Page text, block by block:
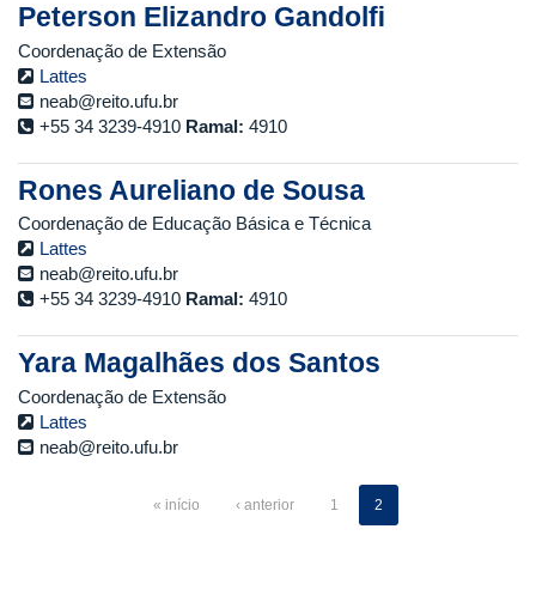
Peterson Elizandro Gandolﬁ
Coordenação de Extensão
Lattes
neab@reito.ufu.br
+55 34 3239-4910 Ramal: 4910
Rones Aureliano de Sousa
Coordenação de Educação Básica e Técnica
Lattes
neab@reito.ufu.br
+55 34 3239-4910 Ramal: 4910
Yara Magalhães dos Santos
Coordenação de Extensão
Lattes
neab@reito.ufu.br
« início ‹ anterior 1 2